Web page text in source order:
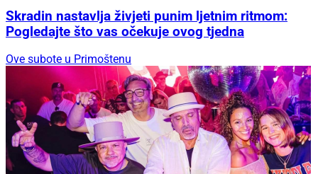
Skradin nastavlja živjeti punim ljetnim ritmom:
Pogledajte što vas očekuje ovog tjedna
Ove subote u Primoštenu